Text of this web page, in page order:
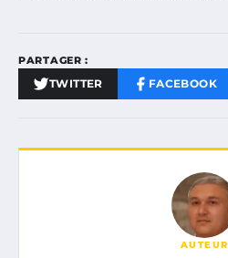
PARTAGER :
TWITTER FACEBOOK
AUTEUR